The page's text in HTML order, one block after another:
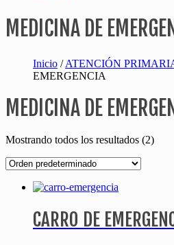
MEDICINA DE
Inicio /ATENCIÓN
EMERGENCIA
MEDICINA DE
Mostrando todos los resultados (2)
CARRO DE